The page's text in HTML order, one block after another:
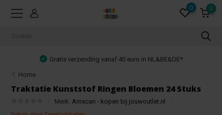
0 0
Gratis verzending vanaf 40 euro in NL&BE&DE*
Home
Traktatie Kunststof Ringen Bloemen 24 Stuks
Merk: Amscan - kopen bij jouwoutlet.nl